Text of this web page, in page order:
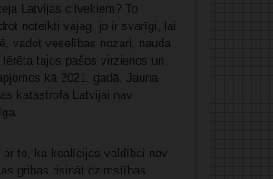
Latvijas cilvēkiem? To
noteikti vajag, jo ir svarīgi, lai
vadot veselības nozari, nauda
tērēta tajos pašos virzienos un
kā 2021. gadā. Jauna
katastrofa Latvijai nav
ar to, ka koalīcijas valdībai nav
gribas risināt dzimstības